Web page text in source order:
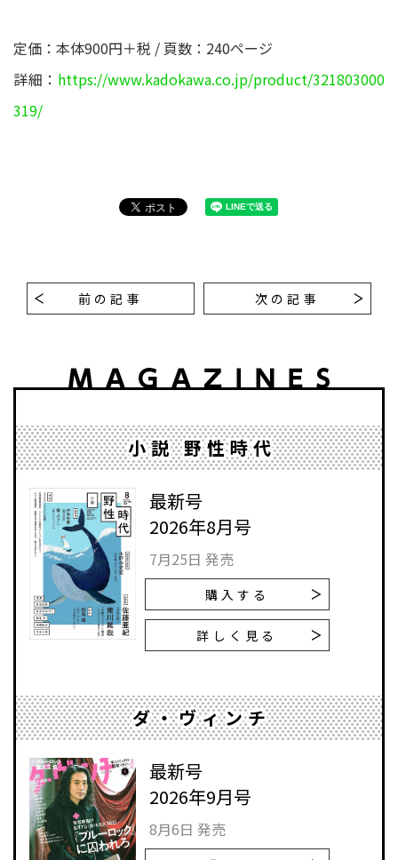
定価：本体900円＋税 / 頁数：240ページ
詳細： https://www.kadokawa.co.jp/product/321803000
319/
前の記事 次の記事
小説 野性時代
最新号
2026年8月号
7月25日 発売
購入する
詳しく見る
ダ・ヴィンチ
最新号
2026年9月号
8月6日 発売